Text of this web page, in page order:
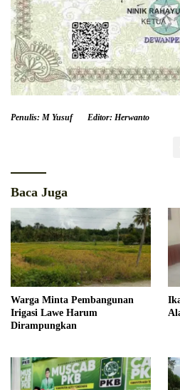
Penulis: M Yusuf Editor: Herwanto
Baca Juga
Warga Minta Pembangunan
Irigasi Lawe Harum
Dirampungkan